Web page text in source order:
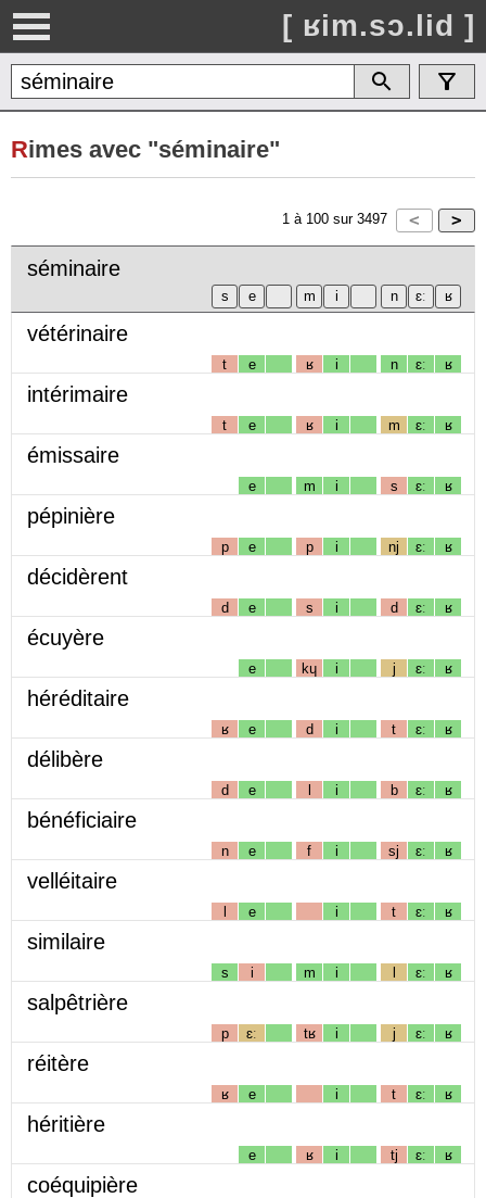
[ ʁim.sɔ.lid ]
Rimes avec "séminaire"
1 à 100 sur 3497
séminaire
vétérinaire
t e ʁ i n ɛː ʁ
intérimaire
t e ʁ i m ɛː ʁ
émissaire
e m i s ɛː ʁ
pépinière
p e p i nj ɛː ʁ
décidèrent
d e s i d ɛː ʁ
écuyère
e kɥ i j ɛː ʁ
héréditaire
ʁ e d i t ɛː ʁ
délibère
d e l i b ɛː ʁ
bénéficiaire
n e f i sj ɛː ʁ
velléitaire
l e i t ɛː ʁ
similaire
s i m i l ɛː ʁ
salpêtrière
p ɛː tʁ i j ɛː ʁ
réitère
ʁ e i t ɛː ʁ
héritière
e ʁ i tj ɛː ʁ
coéquipière